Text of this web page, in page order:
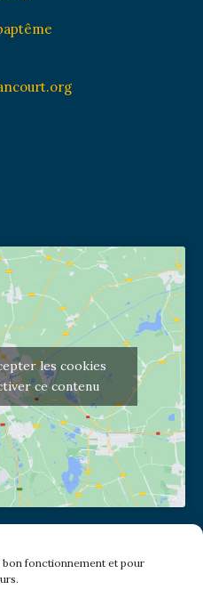
bon fonctionnement et pour
les cookies
ce contenu